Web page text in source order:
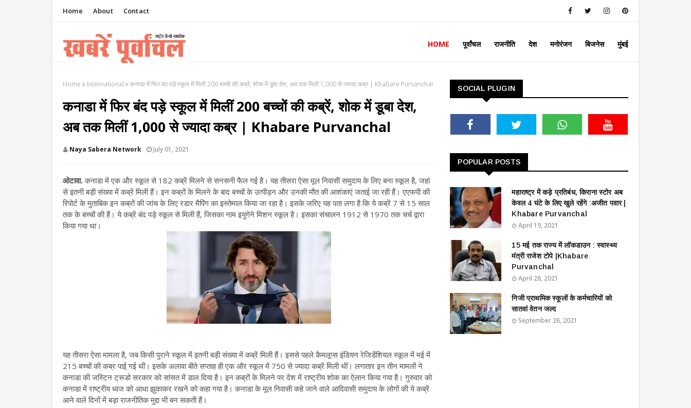
Home About Contact
HOME पूर्वांचल राजनीति देश मनोरंजन बिजनेस मुंबई
Home International कनाडा में फिर बंद पड़े स्कूल में मिलीं 200 बच्चों की कब्रें, शोक में डूबा देश, अब तक मिलीं 1,000 से ज्यादा कब्र | Khabare Purvanchal
कनाडा में फिर बंद पड़े स्कूल में मिलीं 200 बच्चों की कब्रें, शोक में डूबा देश,
अब तक मिलीं 1,000 से ज्यादा कब्र | Khabare Purvanchal
Naya Sabera Network July 01, 2021
ओटावा.कनाडा में एक और स्कूल से 182 कब्रें मिलने से सनसनी फैल गई है। यह तीसरा ऐसा मूल निवासी समुदाय के लिए बना स्कूल है, जहां
से इतनी बड़ी संख्या में कब्रें मिली हैं। इन कब्रों के मिलने के बाद बच्चों के उत्पीड़न और उनकी मौत की आशंकाएं जताई जा रही हैं। एएफपी की
रिपोर्ट के मुताबिक इन कब्रों की जांच के लिए रडार मैपिंग का इस्तेमाल किया जा रहा है। इसके जरिए यह पता लगा है कि ये कब्रें 7 से 15 साल
तक के बच्चों की हैं। ये कब्रें बंद पड़े स्कूल से मिली हैं, जिसका नाम इयुगेने मिशन स्कूल है। इसका संचालन 1912 से 1970 तक चर्च द्वारा
किया गया था।
यह तीसरा ऐसा मामला है, जब किसी पुराने स्कूल में इतनी बड़ी संख्या में कब्रें मिली हैं। इससे पहले कैमलूप्स इंडियन रेजिडेंशियल स्कूल में मई में
215 बच्चों की कब्र पाई गई थीं। इसके अलावा बीते सप्ताह ही एक और स्कूल में 750 से ज्यादा कब्रें मिली थीं। लगातार इन तीन मामलों ने
कनाडा की जस्टिन ट्रूडो सरकार को सांसत में डाल दिया है। इन कब्रों के मिलने पर देश में राष्ट्रीय शोक का ऐलान किया गया है। गुरुवार को
कनाडा में राष्ट्रीय ध्वज को आधा झुकाकर रखने को कहा गया है। कनाडा के मूल निवासी कहे जाने वाले आदिवासी समुदाय के लोगों की ये कब्रें
आने वाले दिनों में बड़ा राजनीतिक मुद्दा भी बन सकती हैं।
SOCIAL PLUGIN
POPULAR POSTS
महाराष्ट्र में कड़े प्रतिबंध, किराना स्टोर अब
केवल 4 घंटे के लिए खुले रहेंगे :अजीत पवार |
Khabare Purvanchal
April 19, 2021
15 मई तक राज्य में लॉकडाउन : स्वास्थ्य
मंत्री राजेश टोपे |Khabare
Purvanchal
April 28, 2021
निजी प्राथमिक स्कूलों के कर्मचारियों को
सातवां वेतन जल्द
September 26, 2021